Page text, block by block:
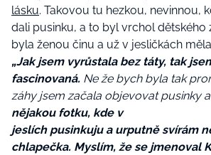
lásku. Takovou tu hezkou, nevinnou,
dali pusinku, a to byl vrchol dětského
byla ženou činu a už v jesličkách
„Jak jsem vyrůstala bez táty, tak
fascinovaná. Ne že bych byla tak
záhy jsem začala objevovat pusinky
nějakou fotku, kde v
jeslích pusinkuju a urputně svírám
chlapečka. Myslím, že se jmenoval